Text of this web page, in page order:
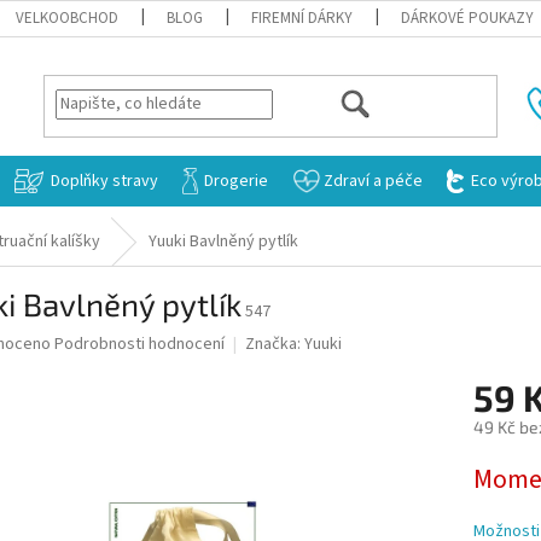
VELKOOBCHOD BLOG FIREMNÍ DÁRKY DÁRKOVÉ POUKAZY
HLEDAT
Doplňky stravy Drogerie Zdraví a péče Eco
kalíšky Yuuki Bavlněný pytlík
Bavlněný pytlík 547
Podrobnosti hodnocení Značka: Yuuki
59
49 Kč
cena: